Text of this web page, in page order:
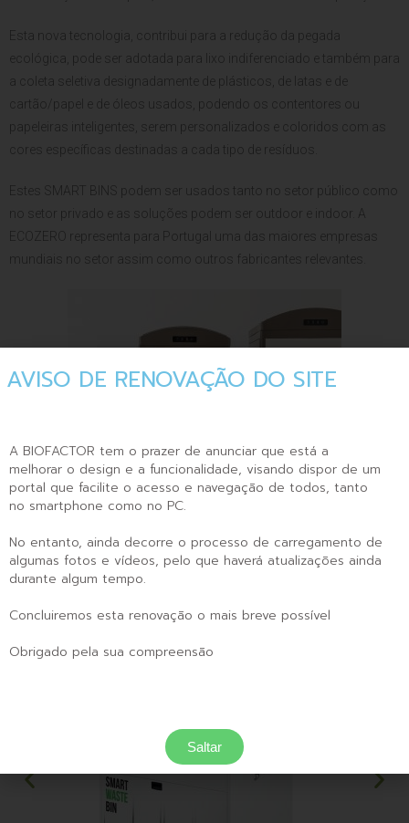
Esta nova tecnologia, contribui para a redução da pegada
ecológica, pode ser adotada para lixo indiferenciado e também para
a coleta seletiva designadamente de plásticos, de latas e de
cartão/papel e de óleos usados, podendo os contentores ou
papeleiras inteligentes, serem personalizados e coloridos com as
cores específicas destinadas a cada tipo de resíduos.
Estes SMART BINS podem ser usados tanto no setor público como
no setor privado e as soluções podem ser outdoor e indoor. A
ECOZERO representa para Portugal uma das maiores empresas
mundiais no setor assim como outros fabricantes relevantes.
AVISO DE RENOVAÇÃO DO SITE
A BIOFACTOR tem o prazer de anunciar que está a
melhorar o design e a funcionalidade, visando dispor de um
portal que facilite o acesso e navegação de todos, tanto
no smartphone como no PC.
No entanto, ainda decorre o processo de carregamento de
algumas fotos e vídeos, pelo que haverá atualizações ainda
durante algum tempo.
Concluiremos esta renovação o mais breve possível
Obrigado pela sua compreensão
Saltar